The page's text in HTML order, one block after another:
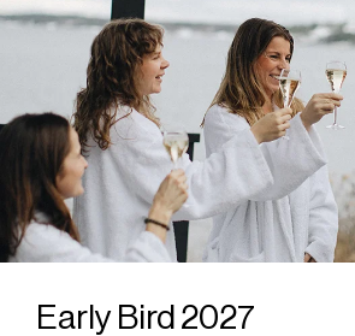
Early Bird 2027